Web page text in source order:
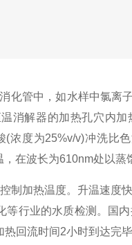
化管中，如水样中氯离
消解器的加热孔穴内
浓度为25%v/v)冲洗比
在波长为610nm处以蒸
加热温度。升温速度
行业的水质检测。国
回流时间2小时到达完